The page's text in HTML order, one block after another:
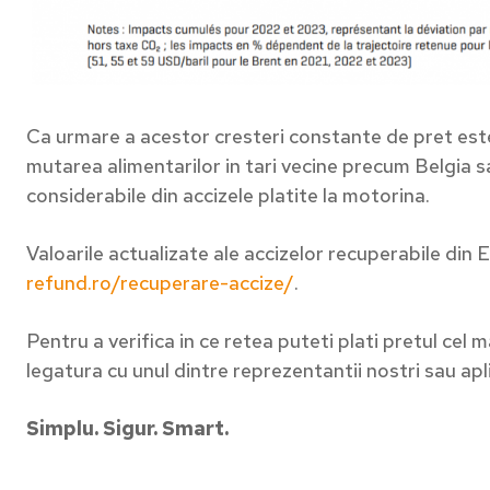
Ca urmare a acestor cresteri constante de pret
mutarea alimentarilor in tari vecine precum Belgia
considerabile din accizele platite la motorina.
Valoarile actualizate ale accizelor recuperabile din
refund.ro/recuperare-accize/.
Pentru a verifica in ce retea puteti plati pretul cel
legatura cu unul dintre reprezentantii nostri sau
Simplu. Sigur. Smart.